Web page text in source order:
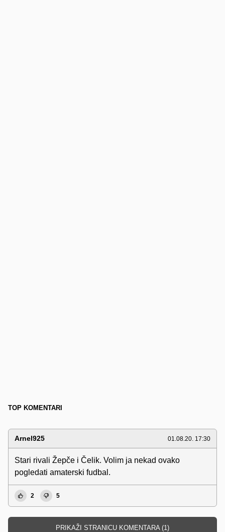
TOP KOMENTARI
Arnel925 01.08.20. 17:30
Stari rivali Žepče i Čelik. Volim ja nekad ovako
pogledati amaterski fudbal.
2 5
PRIKAŽI STRANICU KOMENTARA (1)